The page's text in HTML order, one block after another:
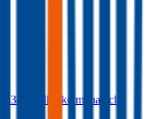
€ 34
Vollkasko monatlich